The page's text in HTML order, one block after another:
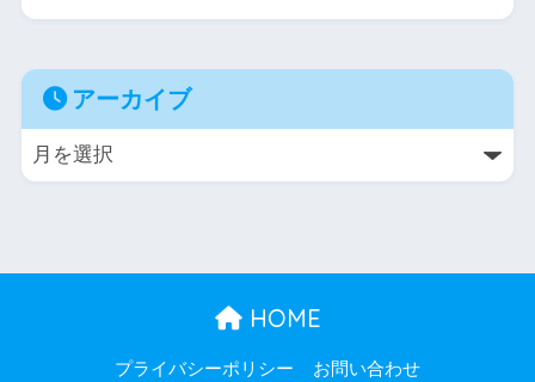
アーカイブ
HOME
プライバシーポリシー お問い合わせ